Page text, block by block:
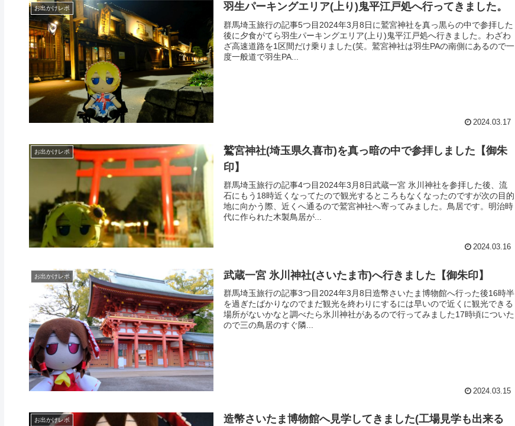
お出かけレポ 羽生パーキングエリア(上り)鬼平江戸処へ行ってきました。
群馬埼玉旅行の記事5つ目2024年3月8日に鷲宮神社を真っ黒らの中で参拝した
後に夕食がてら羽生パーキングエリア(上り)鬼平江戸処へ行きました。わざわ
ざ高速道路を1区間だけ乗りました(笑。鷲宮神社は羽生PAの南側にあるので一
度一般道で羽生PA...
2024.03.17
お出かけレポ
鷲宮神社(埼玉県久喜市)を真っ暗の中で参拝しました【御朱
印】
群馬埼玉旅行の記事4つ目2024年3月8日武蔵一宮 氷川神社を参拝した後、流
石にもう18時近くなってたので観光するところもなくなったのですが次の目的
地に向かう際、近くへ通るので鷲宮神社へ寄ってみました。鳥居です。明治時
代に作られた木製鳥居が...
2024.03.16
お出かけレポ 武蔵一宮 氷川神社(さいたま市)へ行きました【御朱印】
群馬埼玉旅行の記事3つ目2024年3月8日造幣さいたま博物館へ行った後16時半
を過ぎたばかりなのでまだ観光を終わりにするには早いので近くに観光できる
場所がないかなと調べたら氷川神社があるので行ってみました17時頃についた
ので三の鳥居のすぐ隣...
2024.03.15
お出かけレポ
造幣さいたま博物館へ見学してきました(工場見学も出来る